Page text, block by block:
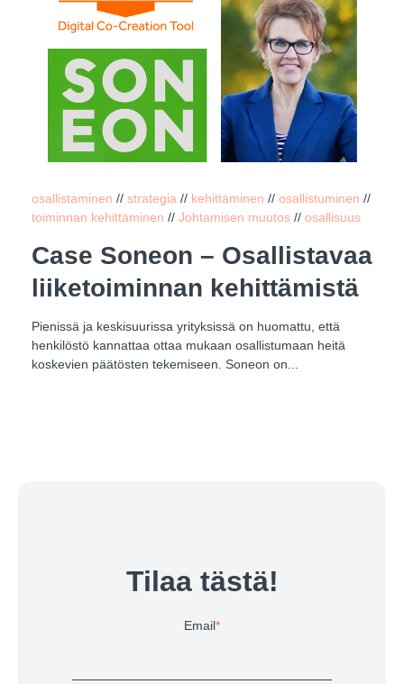
osallistaminen // strategia // kehittäminen // osallistuminen //
toiminnan kehittäminen // Johtamisen muutos // osallisuus
Case Soneon – Osallistavaa
liiketoiminnan kehittämistä
Pienissä ja keskisuurissa yrityksissä on huomattu, että
henkilöstö kannattaa ottaa mukaan osallistumaan heitä
koskevien päätösten tekemiseen. Soneon on...
Tilaa tästä!
Email*